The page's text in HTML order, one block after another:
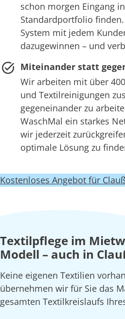
schon morgen Eingang
Standardportfolio
System mit jedem
dazugewinnen – und
Miteinander statt
Wir arbeiten mit über
und Textilreinigungen
gegeneinander zu
WaschMal ein starkes
wir jederzeit
optimale Lösung zu
Kostenloses Angebot für
Textilpflege im
Modell – auch in
Keine eigenen Textilien
übernehmen wir für Sie das
gesamten Textilkreislaufs